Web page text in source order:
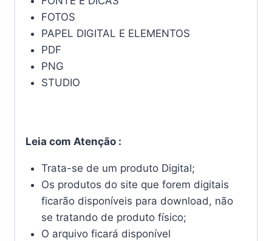
FOTOS
PAPEL DIGITAL E ELEMENTOS
PDF
PNG
STUDIO
Leia com Atenção :
Trata-se de um produto Digital;
Os produtos do site que forem digitais
ficarão disponíveis para download, não
se tratando de produto físico;
O arquivo ficará disponível